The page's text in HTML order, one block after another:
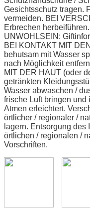
Gesichtsschutz tragen.
vermeiden. BEI
Erbrechen
UNWOHLSEIN:
BEI KONTAKT MIT
behutsam mit Wasser
nach Möglichkeit
MIT DER HAUT (oder
getränkten
Wasser abwaschen /
frische Luft bringen
Atmen erleichtert.
örtlicher / regionaler /
lagern. Entsorgung
örtlichen / regionalen /
Vorschriften.